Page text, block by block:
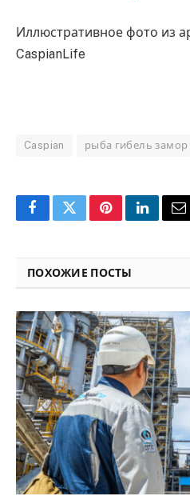
Иллюстративное фото из
CaspianLife
Caspian рыба гибель
FacebookTwitterPinterest
ПОХОЖИЕ ПОСТЫ